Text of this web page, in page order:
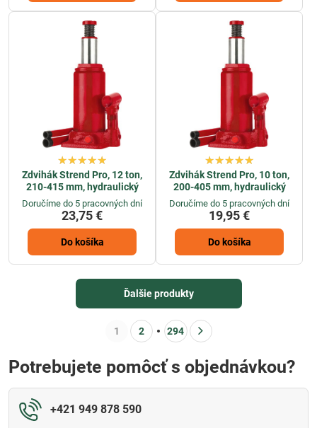
Zdvihák Strend Pro, 12 ton,
210-415 mm, hydraulický
Doručíme do 5 pracovných dní
23,75 €
Do košíka
Zdvihák Strend Pro, 10 ton,
200-405 mm, hydraulický
Doručíme do 5 pracovných dní
19,95 €
Do košíka
Ďalšie produkty
1 2 294
Potrebujete pomôcť s objednávkou?
+421 949 878 590